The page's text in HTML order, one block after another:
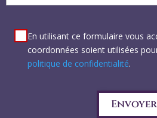
En utilisant ce formulaire vous
coordonnées soient utilisées
politique de confidentialité.